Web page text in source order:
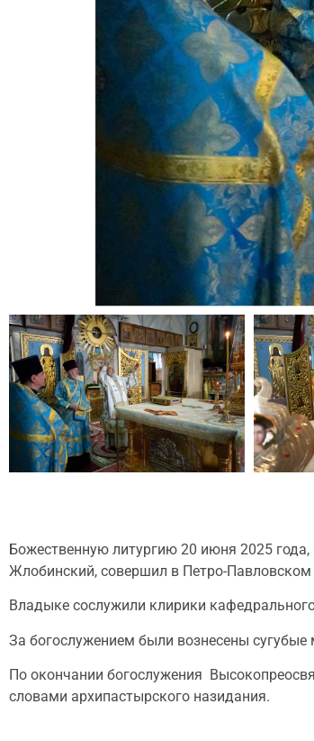
Божественную литургию 20 июня 2025
Жлобинский, совершил в Петро-
Владыке сослужили клирики
За богослужением были вознесены
По окончании богослужения
словами архипастырского назидания.